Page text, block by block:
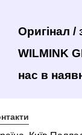
Оригінал /
WILMINK
нас в